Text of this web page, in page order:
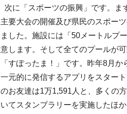
次に「スポーツの振興」です。ま
主要大会の開催及び県民のスポー
ました。施設には「50メートルプ
意します。そして全てのプールが
「すぽったま！」です。昨年8月
一元的に発信するアプリをスター
のお友達は1万1,591人と、多くの
いてスタンプラリーを実施したほ